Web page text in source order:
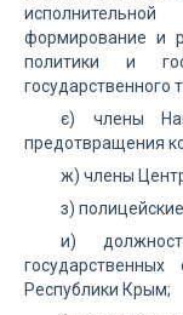
формирование и
политики и
государственного
є) члены
предотвращения
ж) члены
з)
и)
Республики Крым;